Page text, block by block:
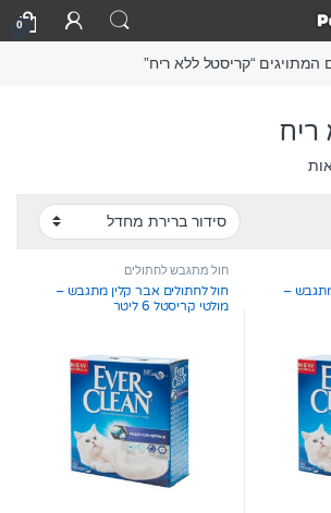
0
המתויגים “קריסטל ללא ריח”
ריח
–
חול מתגבש לחתולים
חול לחתולים אבר קלין מתגבש –
מולטי קריסטל 6 ליטר